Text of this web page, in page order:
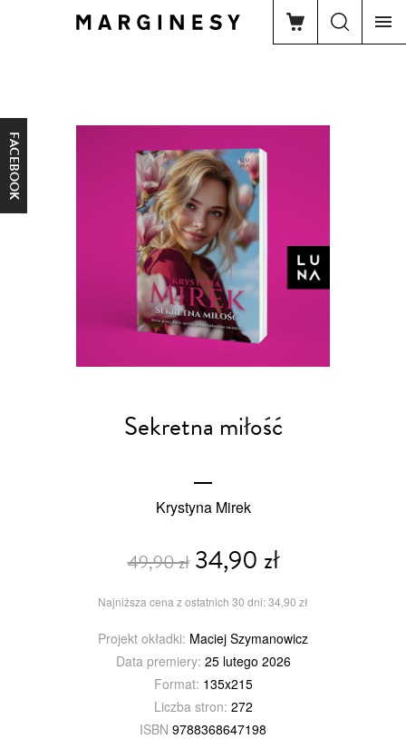
FACEBOOK
Sekretna miłość
Krystyna Mirek
49,90 zł34,90 zł
Najniższa cena z ostatnich 30 dni: 34,90 zł
Projekt okładki: Maciej Szymanowicz
Data premiery: 25 lutego 2026
Format: 135x215
Liczba stron: 272
ISBN 9788368647198